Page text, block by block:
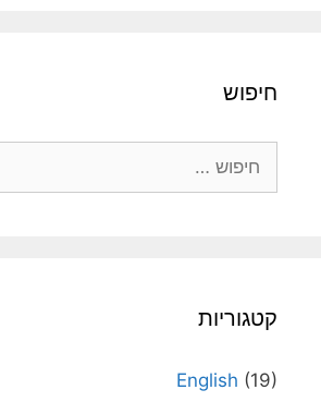
חיפוש
קטגוריות
English (19)